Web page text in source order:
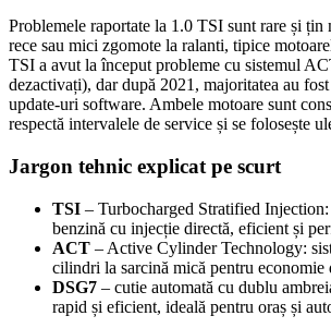
Problemele raportate la 1.0 TSI sunt rare și
rece sau mici zgomote la ralanti, tipice
TSI a avut la început probleme cu sistemul
dezactivați), dar după 2021, majoritatea au
update-uri software. Ambele motoare sunt
respectă intervalele de service și se folosește
Jargon tehnic explicat pe scurt
TSI – Turbocharged Stratified
benzină cu injecție directă, eficient și
ACT – Active Cylinder Technology:
cilindri la sarcină mică pentru economie
DSG7 – cutie automată cu dublu
rapid și eficient, ideală pentru oraș și